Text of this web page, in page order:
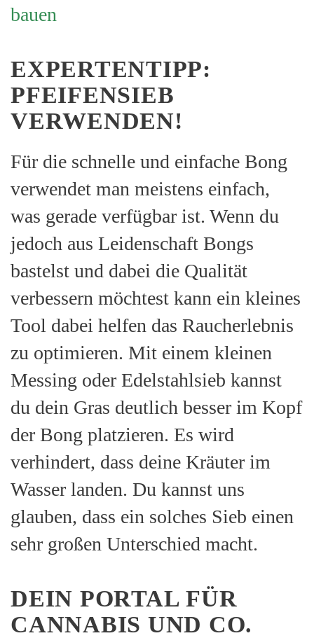
bauen
EXPERTENTIPP:
PFEIFENSIEB
VERWENDEN!
Für die schnelle und einfache Bong
verwendet man meistens einfach,
was gerade verfügbar ist. Wenn du
jedoch aus Leidenschaft Bongs
bastelst und dabei die Qualität
verbessern möchtest kann ein kleines
Tool dabei helfen das Raucherlebnis
zu optimieren. Mit einem kleinen
Messing oder Edelstahlsieb kannst
du dein Gras deutlich besser im Kopf
der Bong platzieren. Es wird
verhindert, dass deine Kräuter im
Wasser landen. Du kannst uns
glauben, dass ein solches Sieb einen
sehr großen Unterschied macht.
DEIN PORTAL FÜR
CANNABIS UND CO.